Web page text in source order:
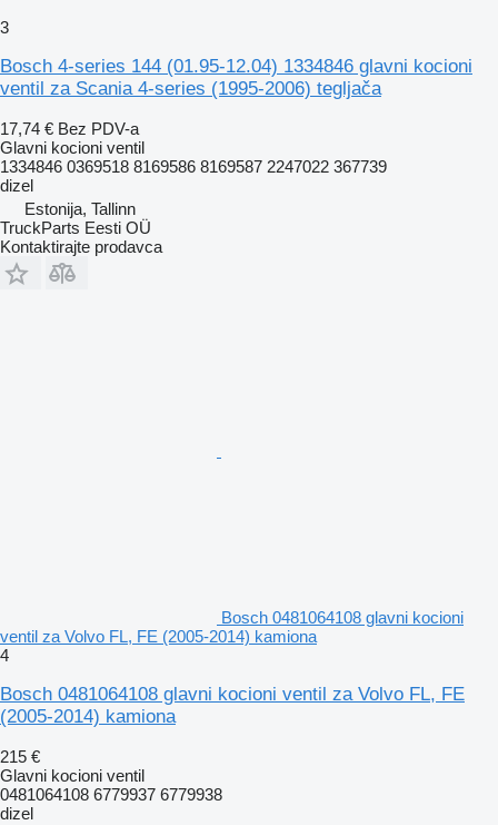
3
Bosch 4-series 144 (01.95-12.04) 1334846 glavni kocioni
ventil za Scania 4-series (1995-2006) tegljača
17,74 € Bez PDV-a
Glavni kocioni ventil
1334846 0369518 8169586 8169587 2247022 367739
dizel
Estonija, Tallinn
TruckParts Eesti OÜ
Kontaktirajte prodavca
Bosch 0481064108 glavni kocioni
ventil za Volvo FL, FE (2005-2014) kamiona
4
Bosch 0481064108 glavni kocioni ventil za Volvo FL, FE
(2005-2014) kamiona
215 €
Glavni kocioni ventil
0481064108 6779937 6779938
dizel